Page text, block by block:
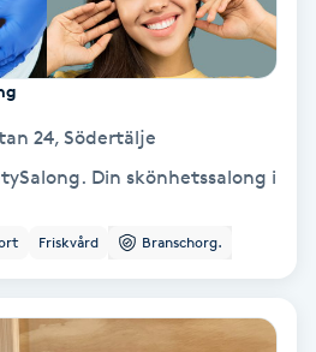
24, Södertälje
Din skönhetssalong i
Friskvård Branschorg.